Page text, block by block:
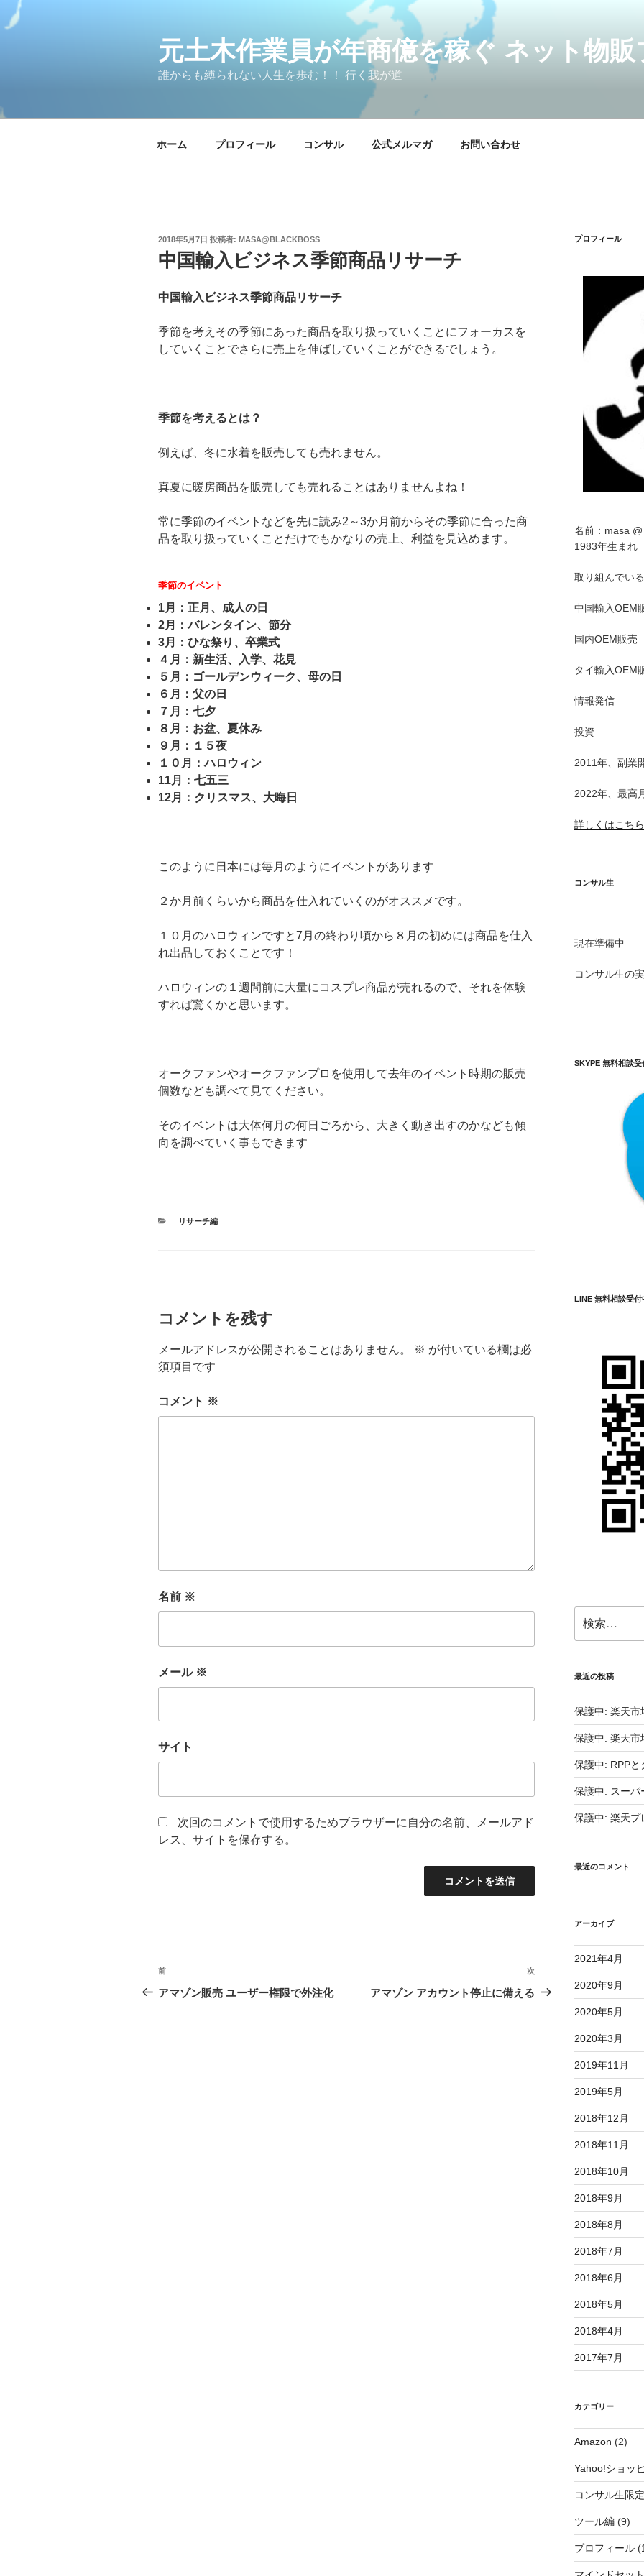
ン
ス
元土木作業員が年商億を稼ぐ ネット物販
誰からも縛られない人生を歩む！！ 行く我が道
ホーム プロフィール コンサル 公式メルマガ お問い合わせ
投
日:
2018年5月7日 投稿者: MASA@BLACKBOSS
中国輸入ビジネス季節商品リサーチ
中国輸入ビジネス季節商品リサーチ
季節を考えその季節にあった商品を取り扱っていくことにフォーカスを
していくことでさらに売上を伸ばしていくことができるでしょう。
季節を考えるとは？
例えば、冬に水着を販売しても売れません。
真夏に暖房商品を販売しても売れることはありませんよね！
常に季節のイベントなどを先に読み2～3か月前からその季節に合った商
品を取り扱っていくことだけでもかなりの売上、利益を見込めます。
季節のイベント
1月：正月、成人の日
2月：バレンタイン、節分
3月：ひな祭り、卒業式
４月：新生活、入学、花見
５月：ゴールデンウィーク、母の日
６月：父の日
７月：七夕
８月：お盆、夏休み
９月：１５夜
１０月：ハロウィン
11月：七五三
12月：クリスマス、大晦日
このように日本には毎月のようにイベントがあります
２か月前くらいから商品を仕入れていくのがオススメです。
１０月のハロウィンですと7月の終わり頃から８月の初めには商品を仕入
れ出品しておくことです！
ハロウィンの１週間前に大量にコスプレ商品が売れるので、それを体験
すれば驚くかと思います。
オークファンやオークファンプロを使用して去年のイベント時期の販売
個数なども調べて見てください。
そのイベントは大体何月の何日ごろから、大きく動き出すのかなども傾
向を調べていく事もできます
カ
リサーチ編
コメントを残す
メールアドレスが公開されることはありません。 ※ が付いている欄は必
須項目です
コメント ※
名前 ※
メール ※
サイト
次回のコメントで使用するためブラウザーに自分の名前、メールアド
レス、サイトを保存する。
投
稿
前
の
前
アマゾン販売 ユーザー権限で外注化
次
の
次
アマゾン アカウント停止に備える
プロフィール
名前：masa
1983年生まれ
取り組んでい
中国輸入OEM
国内OEM販売
タイ輸入OEM
情報発信
投資
2011年、副業
2022年、最高
詳しくはこちら
コンサル生
現在準備中
コンサル生の
SKYPE 無料相談受
LINE 無料相談受付
索:
最近の投稿
保護中: 楽天
保護中: 楽天
保護中: RPPと
保護中: スーパ
保護中: 楽天プ
最近のコメント
アーカイブ
2021年4月
2020年9月
2020年5月
2020年3月
2019年11月
2019年5月
2018年12月
2018年11月
2018年10月
2018年9月
2018年8月
2018年7月
2018年6月
2018年5月
2018年4月
2017年7月
カテゴリー
Amazon (2)
Yahoo!ショッ
コンサル生限定
ツール編(9)
プロフィール